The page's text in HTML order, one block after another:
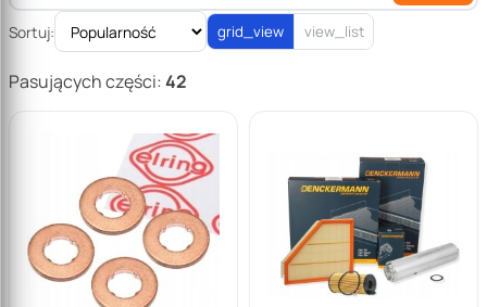
Sortuj: grid_view view_list
Pasujących części:42